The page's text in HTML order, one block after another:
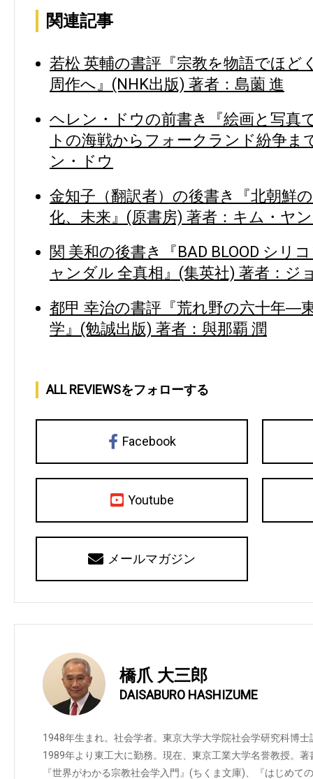
関連記事
若松 英輔の書評『宗教を物語でほど
周作へ』(NHK出版) 著者：島薗 進
ヘレン・ドウの前書き『絵画と写真
トの海戦からフォークランド紛争ま
ン・ドウ
金知子（翻訳者）の後書き『北朝鮮
化、未来』(原書房) 著者：キム・ヤ
関 美和の後書き『BAD BLOOD シリ
ャンダル 全真相』(集英社) 著者：ジ
都甲 幸治の書評『荒れ野の六十年―
学』(勉誠出版) 著者：與那覇 潤
ALL REVIEWSをフォローする
Facebook
Youtube
メールマガジン
橋爪 大三郎
DAISABURO HASHIZUME
1948年生まれ。社会学者。東京大学大学院社会学研究科博
1989年より東工大に勤務。現在、東京工業大学名誉教授。
『世界がわかる宗教社会学入門』(ちくま文庫)、『はじめて